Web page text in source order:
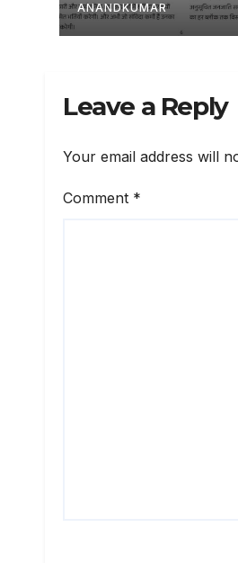
ANANDKUMAR
Leave a Reply
Your email address will
Comment *